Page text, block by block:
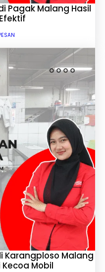
Pagak Malang Hasil
Karangploso Malang
Mobil